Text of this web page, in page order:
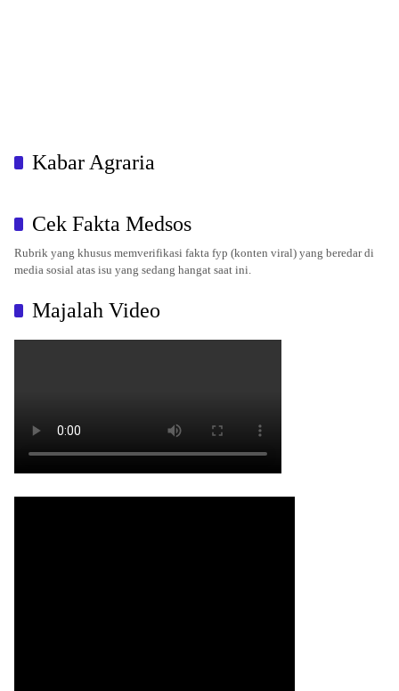
Kabar Agraria
Cek Fakta Medsos
Rubrik yang khusus memverifikasi fakta fyp (konten viral) yang beredar di
media sosial atas isu yang sedang hangat saat ini.
Majalah Video